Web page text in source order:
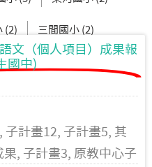
(2) 三間國小 (2)
寶桑國小 (2)
文（個人項目）成果報
國中)
子計畫12, 子計畫5, 其
, 子計畫3, 原教中心子